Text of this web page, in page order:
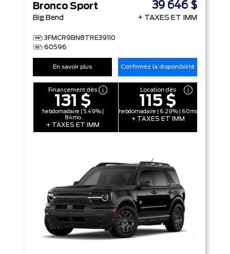
Bronco Sport
Big Bend
3FMCR9BN8TRE39110
60596
39 646 $
+ TAXES ET IMM
En savoir plus Confirmez la disponibilité
Financement dès
131 $
hebdomadaire | 5.49% |
84mo
+ TAXES ET IMM
Location dès
115 $
hebdomadaire | 6.29% | 60mo
+ TAXES ET IMM